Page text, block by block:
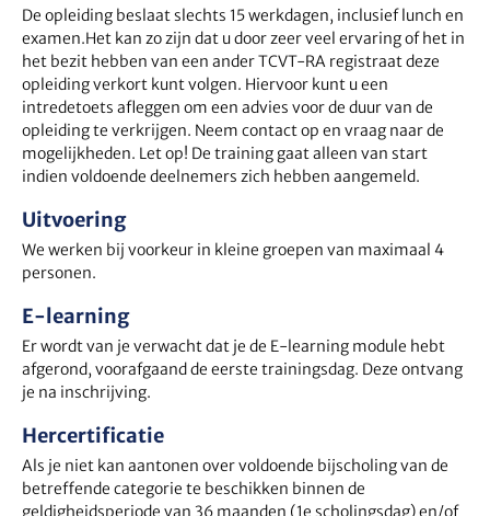
De opleiding beslaat slechts 15 werkdagen, inclusief lunch en
examen.Het kan zo zijn dat u door zeer veel ervaring of het in
het bezit hebben van een ander TCVT-RA registraat deze
opleiding verkort kunt volgen. Hiervoor kunt u een
intredetoets afleggen om een advies voor de duur van de
opleiding te verkrijgen. Neem contact op en vraag naar de
mogelijkheden. Let op! De training gaat alleen van start
indien voldoende deelnemers zich hebben aangemeld.
Uitvoering
We werken bij voorkeur in kleine groepen van maximaal 4
personen.
E-learning
Er wordt van je verwacht dat je de E-learning module hebt
afgerond, voorafgaand de eerste trainingsdag. Deze ontvang
je na inschrijving.
Hercertificatie
Als je niet kan aantonen over voldoende bijscholing van de
betreffende categorie te beschikken binnen de
geldigheidsperiode van 36 maanden (1e scholingsdag) en/of